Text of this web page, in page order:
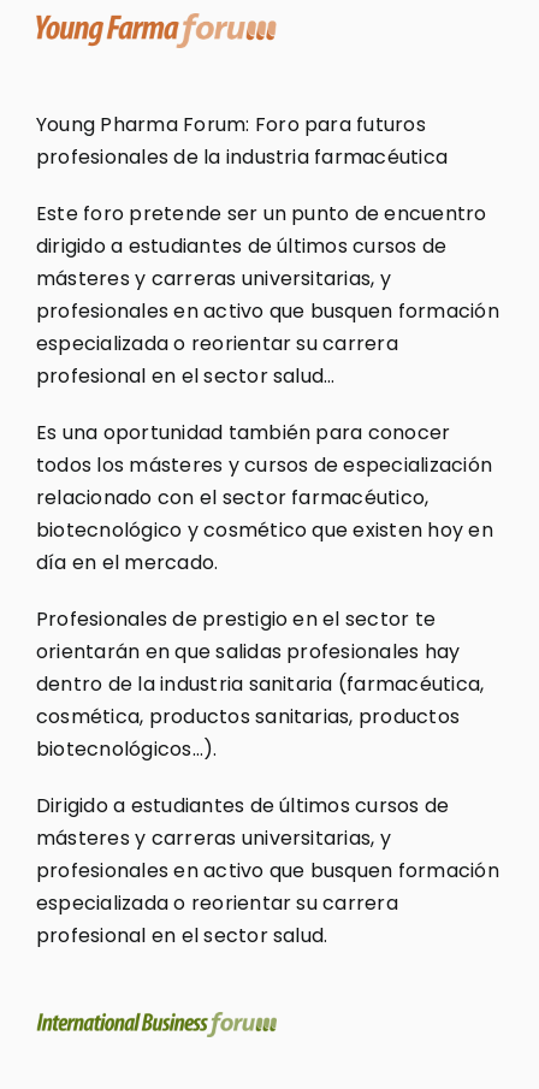
Young Pharma Forum: Foro para futuros
profesionales de la industria farmacéutica
Este foro pretende ser un punto de encuentro
dirigido a estudiantes de últimos cursos de
másteres y carreras universitarias, y
profesionales en activo que busquen formación
especializada o reorientar su carrera
profesional en el sector salud…
Es una oportunidad también para conocer
todos los másteres y cursos de especialización
relacionado con el sector farmacéutico,
biotecnológico y cosmético que existen hoy en
día en el mercado.
Profesionales de prestigio en el sector te
orientarán en que salidas profesionales hay
dentro de la industria sanitaria (farmacéutica,
cosmética, productos sanitarias, productos
biotecnológicos…).
Dirigido a estudiantes de últimos cursos de
másteres y carreras universitarias, y
profesionales en activo que busquen formación
especializada o reorientar su carrera
profesional en el sector salud.